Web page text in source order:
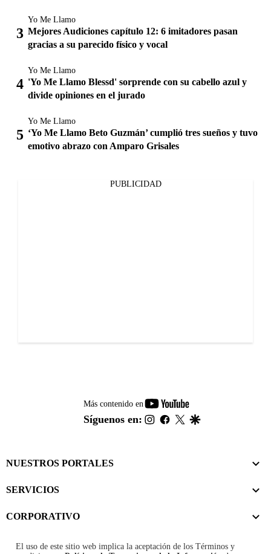
Yo Me Llamo
Mejores Audiciones capítulo 12: 6 imitadores pasan
gracias a su parecido físico y vocal
Yo Me Llamo
'Yo Me Llamo Blessd' sorprende con su cabello azul y
divide opiniones en el jurado
Yo Me Llamo
‘Yo Me Llamo Beto Guzmán’ cumplió tres sueños y tuvo
emotivo abrazo con Amparo Grisales
PUBLICIDAD
Más contenido en
youtube-
footer
Síguenos en: instagram
facebook
twitter
NUESTROS PORTALES
SERVICIOS
CORPORATIVO
El uso de este sitio web implica la aceptación de los Términos y